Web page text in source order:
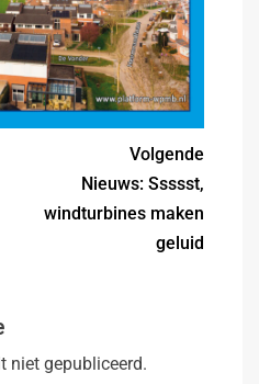
Volgende
Nieuws: Ssssst,
windturbines maken
geluid
niet gepubliceerd.